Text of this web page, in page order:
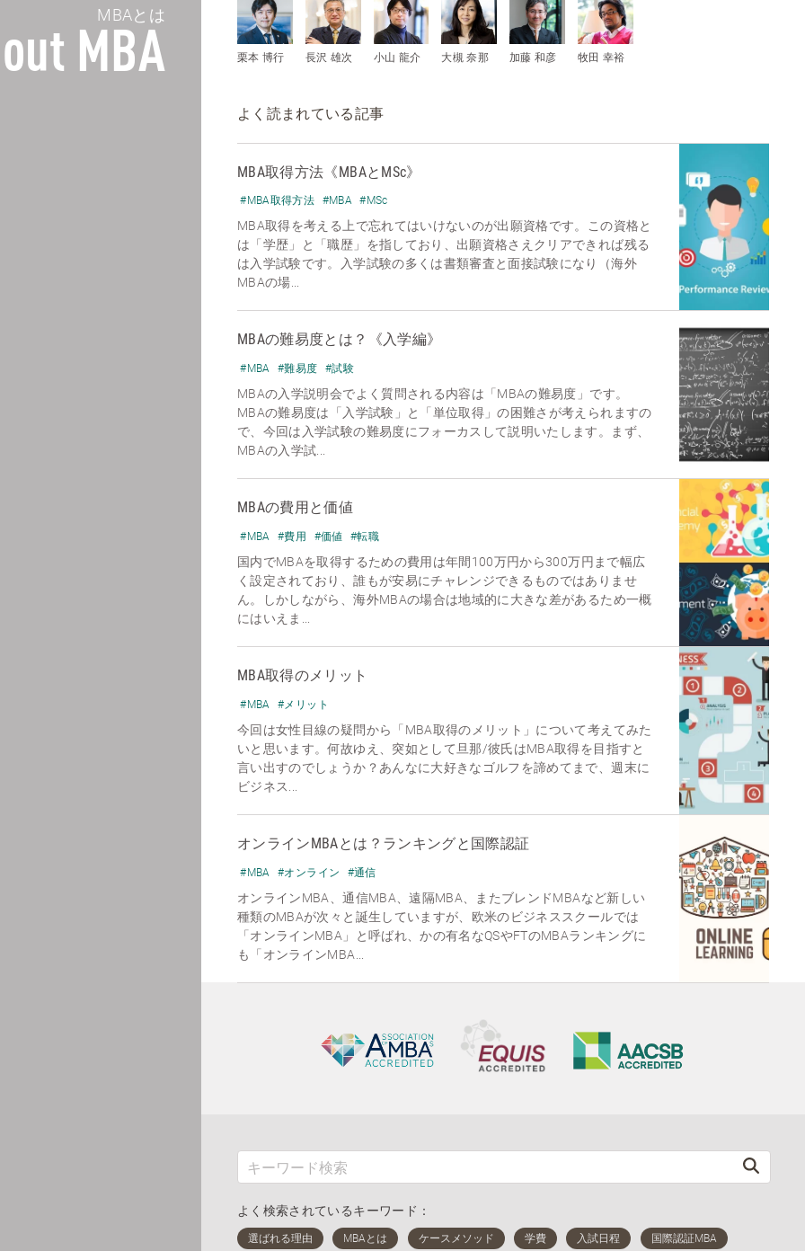
MBAとは
MBA 栗本 博行 長沢 雄次 小山 龍介 大槻 奈那 加藤 和彦 牧田 幸裕
よく読まれている記事
MBA取得方法《MBAとMSc》
#MBA取得方法 #MBA #MSc
MBA取得を考える上で忘れてはいけないのが出願資格です。この資格と
は「学歴」と「職歴」を指しており、出願資格さえクリアできれば残る
は入学試験です。入学試験の多くは書類審査と面接試験になり（海外
MBAの場...
MBAの難易度とは？《入学編》
#MBA #難易度 #試験
MBAの入学説明会でよく質問される内容は「MBAの難易度」です。
MBAの難易度は「入学試験」と「単位取得」の困難さが考えられますの
で、今回は入学試験の難易度にフォーカスして説明いたします。まず、
MBAの入学試...
MBAの費用と価値
#MBA #費用 #価値 #転職
国内でMBAを取得するための費用は年間100万円から300万円まで幅広
く設定されており、誰もが安易にチャレンジできるものではありませ
ん。しかしながら、海外MBAの場合は地域的に大きな差があるため一概
にはいえま...
MBA取得のメリット
#MBA #メリット
今回は女性目線の疑問から「MBA取得のメリット」について考えてみた
いと思います。何故ゆえ、突如として旦那/彼氏はMBA取得を目指すと
言い出すのでしょうか？あんなに大好きなゴルフを諦めてまで、週末に
ビジネス...
オンラインMBAとは？ランキングと国際認証
#MBA #オンライン #通信
オンラインMBA、通信MBA、遠隔MBA、またブレンドMBAなど新しい
種類のMBAが次々と誕生していますが、欧米のビジネススクールでは
「オンラインMBA」と呼ばれ、かの有名なQSやFTのMBAランキングに
も「オンラインMBA...
よく検索されているキーワード：